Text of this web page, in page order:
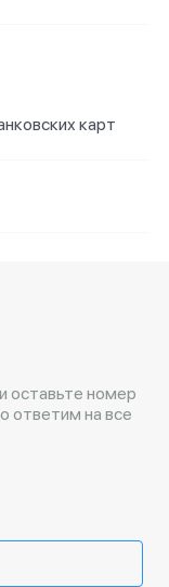
карт
оставьте номер
ответим на все